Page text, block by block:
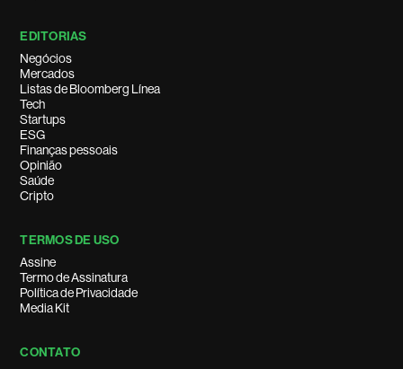
EDITORIAS
Negócios
Mercados
Listas de Bloomberg Línea
Tech
Startups
ESG
Finanças pessoais
Opinião
Saúde
Cripto
TERMOS DE USO
Assine
Termo de Assinatura
Política de Privacidade
Media Kit
CONTATO